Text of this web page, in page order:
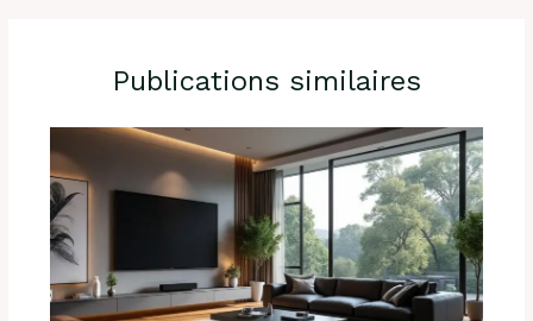
Publications similaires